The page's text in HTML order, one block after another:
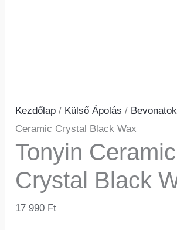
Kezdőlap / Külső Ápolás / Bevonatok
Ceramic Crystal Black Wax
Tonyin Ceramic
Crystal Black
17 990 Ft